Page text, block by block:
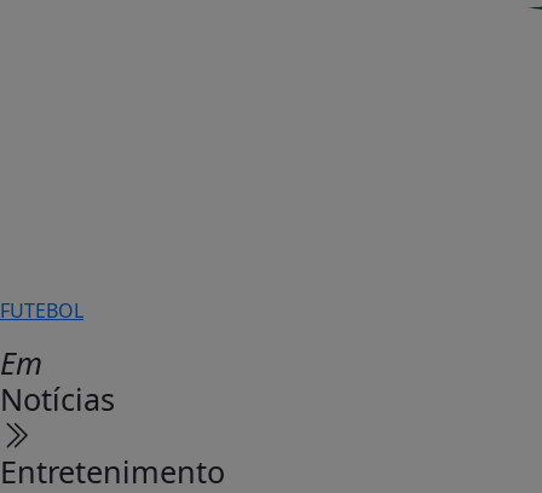
FUTEBOL
Em
Notícias
Entretenimento